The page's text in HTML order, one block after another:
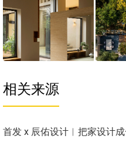
相关来源
首发 x 辰佑设计︱把家设计